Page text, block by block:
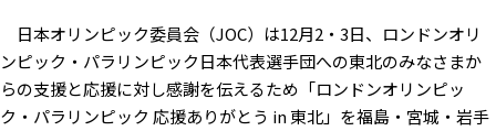
日本オリンピック委員会（JOC）は12月2・3日、ロンドンオリ
ンピック・パラリンピック日本代表選手団への東北のみなさまか
らの支援と応援に対し感謝を伝えるため「ロンドンオリンピッ
ク・パラリンピック 応援ありがとう in 東北」を福島・宮城・岩手